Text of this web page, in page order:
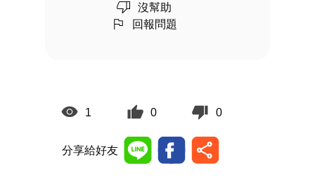
沒幫助
回報問題
1 0 0
分享給好友